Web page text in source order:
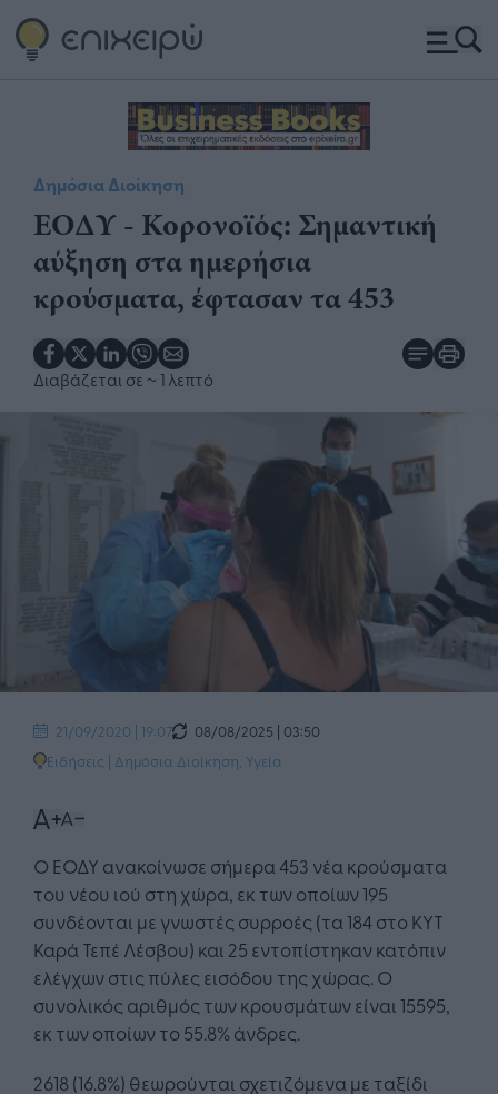
Δημόσια Διοίκηση
ΕΟΔΥ - Κορονοϊός: Σημαντική
αύξηση στα ημερήσια
κρούσματα, έφτασαν τα 453
Διαβάζεται σε ~ 1 λεπτό
21/09/2020 | 19:07
08/08/2025 | 03:50
Ειδήσεις | Δημόσια Διοίκηση Υγεία
Ο ΕΟΔΥ ανακοίνωσε σήμερα 453 νέα κρούσματα
του νέου ιού στη χώρα, εκ των οποίων 195
συνδέονται με γνωστές συρροές (τα 184 στο ΚΥΤ
Καρά Τεπέ Λέσβου) και 25 εντοπίστηκαν κατόπιν
ελέγχων στις πύλες εισόδου της χώρας. Ο
συνολικός αριθμός των κρουσμάτων είναι 15595,
εκ των οποίων το 55.8% άνδρες.
2618 (16.8%) θεωρούνται σχετιζόμενα με ταξίδι